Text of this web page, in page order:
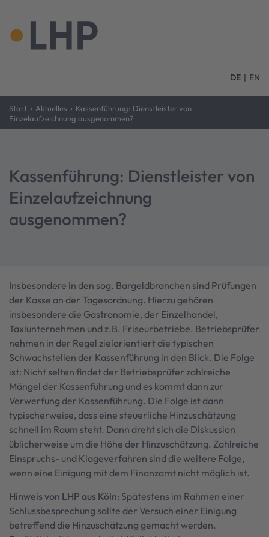
DE | EN
Start › Aktuelles › Kassenführung: Dienstleister von
Einzelaufzeichnung ausgenommen?
Kassenführung: Dienstleister von
Einzelaufzeichnung
ausgenommen?
Insbesondere in den sog. Bargeldbranchen sind Prüfungen
der Kasse an der Tagesordnung. Hierzu gehören
insbesondere die Gastronomie, der Einzelhandel,
Taxiunternehmen und z.B. Friseurbetriebe. Betriebsprüfer
nehmen in der Regel zielorientiert die typischen
Schwachstellen der Kassenführung in den Blick. Die Folge
ist: Nicht selten findet der Betriebsprüfer zahlreiche
Mängel der Kassenführung und es kommt dann zur
Verwerfung der Kassenführung. Die Folge ist dann
typischerweise, dass eine steuerliche Hinzuschätzung
schnell im Raum steht. Dann dreht sich die Diskussion
üblicherweise um die Höhe der Hinzuschätzung. Zahlreiche
Einspruchs- und Klageverfahren sind die weitere Folge,
wenn eine Einigung mit dem Finanzamt nicht möglich ist.
Hinweis von LHP aus Köln: Spätestens im Rahmen einer
Schlussbesprechung sollte der Versuch einer Einigung
betreffend die Hinzuschätzung gemacht werden.